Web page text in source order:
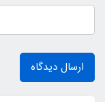
ارسال دیدگاه